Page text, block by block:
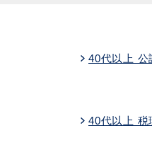
40代以上 公
40代以上 税